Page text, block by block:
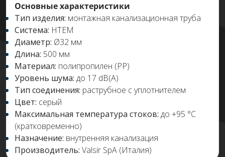
Основные характеристики
Тип изделия: монтажная канализационная труба
Система: HTEM
Диаметр: Ø32 мм
Длина: 500 мм
Материал: полипропилен (PP)
Уровень шума: до 17 dB(A)
Тип соединения: раструбное с уплотнителем
Цвет: серый
Максимальная температура стоков: до +95 °C
(кратковременно)
Назначение: внутренняя канализация
Производитель: Valsir SpA (Италия)